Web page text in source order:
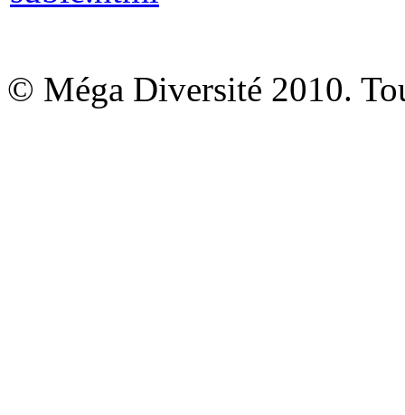
© Méga Diversité 2010.